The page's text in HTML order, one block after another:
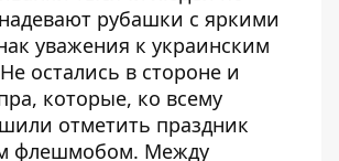
рубашки с яркими
уважения к украинским
остались в стороне и
которые, ко всему
отметить праздник
флешмобом. Между